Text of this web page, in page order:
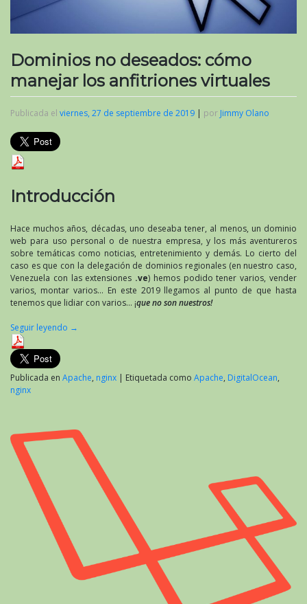
Dominios no deseados: cómo
manejar los anfitriones virtuales
Publicada el viernes, 27 de septiembre de 2019 | por Jimmy Olano
Introducción
Hace muchos años, décadas, uno deseaba tener, al menos, un dominio
web para uso personal o de nuestra empresa, y los más aventureros
sobre temáticas como noticias, entretenimiento y demás. Lo cierto del
caso es que con la delegación de dominios regionales (en nuestro caso,
Venezuela con las extensiones .ve) hemos podido tener varios, vender
varios, montar varios… En este 2019 llegamos al punto de que hasta
tenemos que lidiar con varios… ¡que no son nuestros!
Seguir leyendo →
Publicada en Apache, nginx | Etiquetada como Apache, DigitalOcean,
nginx